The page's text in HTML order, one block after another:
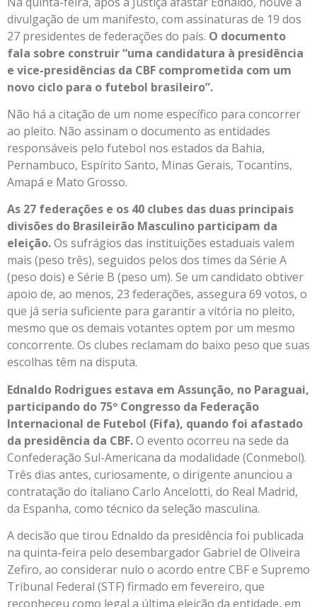
divulgação de um manifesto, com assinaturas de 19 dos
27 presidentes de federações do país. O documento
fala sobre construir “uma candidatura à presidência
e vice-presidências da CBF comprometida com um
novo ciclo para o futebol brasileiro”.
Não há a citação de um nome específico para concorrer
ao pleito. Não assinam o documento as entidades
responsáveis pelo futebol nos estados da Bahia,
Pernambuco, Espírito Santo, Minas Gerais, Tocantins,
Amapá e Mato Grosso.
As 27 federações e os 40 clubes das duas principais
divisões do Brasileirão Masculino participam da
eleição.Os sufrágios das instituições estaduais valem
mais (peso três), seguidos pelos dos times da Série A
(peso dois) e Série B (peso um). Se um candidato obtiver
apoio de, ao menos, 23 federações, assegura 69 votos, o
que já seria suficiente para garantir a vitória no pleito,
mesmo que os demais votantes optem por um mesmo
concorrente. Os clubes reclamam do baixo peso que suas
escolhas têm na disputa.
Ednaldo Rodrigues estava em Assunção, no Paraguai,
participando do 75º Congresso da Federação
Internacional de Futebol (Fifa), quando foi afastado
da presidência da CBF.O evento ocorreu na sede da
Confederação Sul-Americana da modalidade (Conmebol).
Três dias antes, curiosamente, o dirigente anunciou a
contratação do italiano Carlo Ancelotti, do Real Madrid,
da Espanha, como técnico da seleção masculina.
A decisão que tirou Ednaldo da presidência foi publicada
na quinta-feira pelo desembargador Gabriel de Oliveira
Zefiro, ao considerar nulo o acordo entre CBF e Supremo
Tribunal Federal (STF) firmado em fevereiro, que
reconheceu como legal a última eleição da entidade, em